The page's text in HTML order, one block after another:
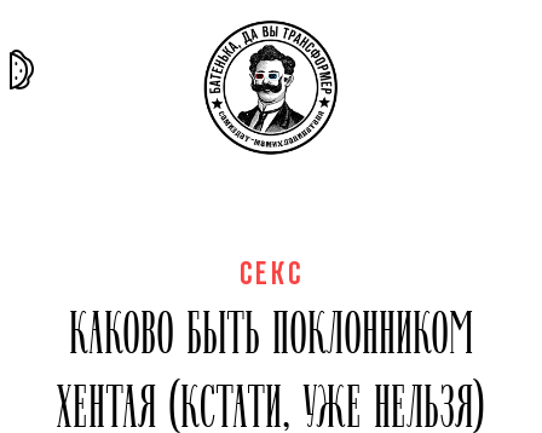
СЕКС
КАКОВО БЫТЬ ПОКЛОННИКОМ
ХЕНТАЯ (КСТАТИ, УЖЕ НЕЛЬЗЯ)